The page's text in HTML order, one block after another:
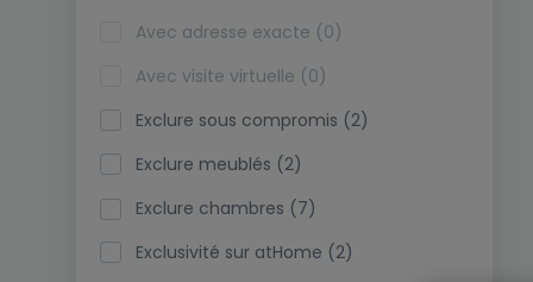
Biens de vacances (0)
Avec adresse exacte (0)
Avec visite virtuelle (0)
Exclure sous compromis (2)
Exclure meublés (2)
Exclure chambres (7)
Exclusivité sur atHome (2)